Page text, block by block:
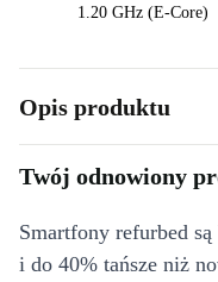
1.20 GHz (E-Core)
Opis produktu
Twój odnowiony
Smartfony refurbed
i do 40% tańsze niż